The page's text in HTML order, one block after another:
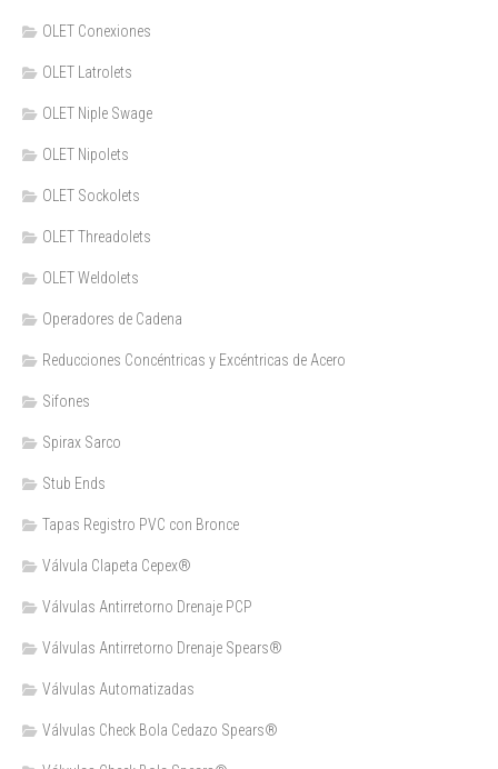
OLET Conexiones
OLET Latrolets
OLET Niple Swage
OLET Nipolets
OLET Sockolets
OLET Threadolets
OLET Weldolets
Operadores de Cadena
Reducciones Concéntricas y Excéntricas de Acero
Sifones
Spirax Sarco
Stub Ends
Tapas Registro PVC con Bronce
Válvula Clapeta Cepex®
Válvulas Antirretorno Drenaje PCP
Válvulas Antirretorno Drenaje Spears®
Válvulas Automatizadas
Válvulas Check Bola Cedazo Spears®